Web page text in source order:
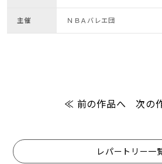
主催 ＮＢＡバレエ団
≪ 前の作品へ 次の
レパートリー一